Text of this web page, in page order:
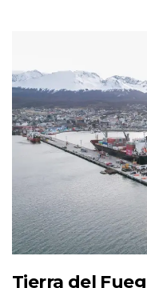
Tierra del